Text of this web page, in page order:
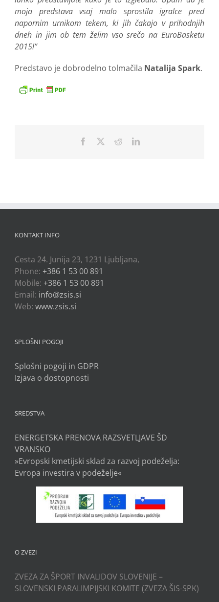
moja predstava vsaj malo sprostila igralce pred
napornim urnikom tekem, ki jih čakajo v prihodnjih
dneh in jim ob tem želim vso srečo na EuroBasketu
2015!”
Predstavo je dobrodelno tolmačila Natalija Spark.
Facebook RedditLinkedIn
KONTAKT INFO
Cesta 24. Junija 23, 1231 Ljubljana,
Phone: +386 1 53 00 891
Mobile: +386 1 53 00 891
Email: info@zsis.si
Web: www.zsis.si
SPLOŠNI POGOJI
Splošni pogoji in GDPR
Izjava o dostopnosti
SREDSTVA
ENERGETSKA PRENOVA RAZSVETLJAVE ŠD
VRANSKO
»Evropski kmetijski sklad za razvoj podeželja:
Evropa investira v podeželje«
O ZVEZI
ZVEZA ZA ŠPORT INVALIDOV SLOVENIJE –
SLOVENSKI PARALIMPIJSKI KOMITE (ZVEZA ŠIS-SPK)